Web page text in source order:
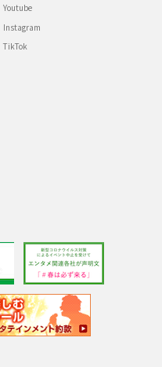
Youtube
Instagram
TikTok